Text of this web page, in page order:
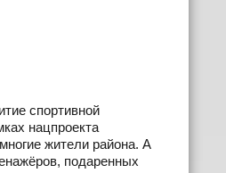
спортивной
нацпроекта
жители района. А
подаренных